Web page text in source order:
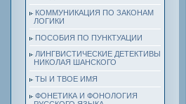
КОММУНИКАЦИЯ ПО ЗАКОНАМ
ЛОГИКИ
ПОСОБИЯ ПО ПУНКТУАЦИИ
ЛИНГВИСТИЧЕСКИЕ ДЕТЕКТИВЫ
НИКОЛАЯ ШАНСКОГО
ТЫ И ТВОЕ ИМЯ
ФОНЕТИКА И ФОНОЛОГИЯ